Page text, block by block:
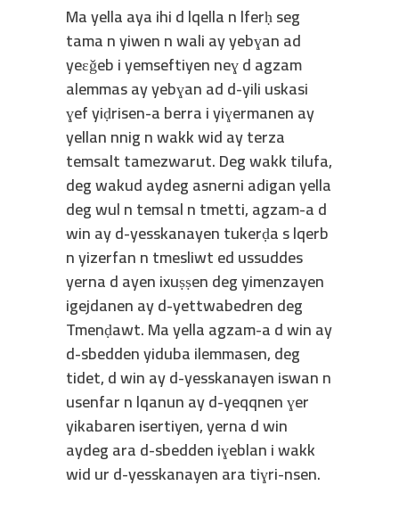
Ma yella aya ihi d lqella n lferḥ seg
tama n yiwen n wali ay yebɣan ad
yeɛǧeb i yemseftiyen neɣ d agzam
alemmas ay yebɣan ad d-yili uskasi
ɣef yiḍrisen-a berra i yiɣermanen ay
yellan nnig n wakk wid ay terza
temsalt tamezwarut. Deg wakk tilufa,
deg wakud aydeg asnerni adigan yella
deg wul n temsal n tmetti, agzam-a d
win ay d-yesskanayen tukerḍa s lqerb
n yizerfan n tmesliwt ed ussuddes
yerna d ayen ixuṣṣen deg yimenzayen
igejdanen ay d-yettwabedren deg
Tmenḍawt. Ma yella agzam-a d win ay
d-sbedden yiduba ilemmasen, deg
tidet, d win ay d-yesskanayen iswan n
usenfar n lqanun ay d-yeqqnen ɣer
yikabaren isertiyen, yerna d win
aydeg ara d-sbedden iɣeblan i wakk
wid ur d-yesskanayen ara tiɣri-nsen.